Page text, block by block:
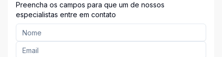
Preencha os campos para que um de nossos
especialistas entre em contato